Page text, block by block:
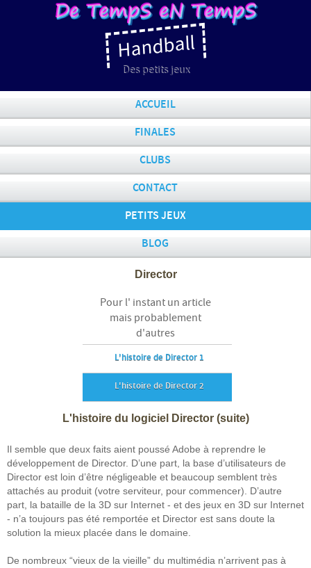
Handball
Des petits jeux
ACCUEIL
FINALES
CLUBS
CONTACT
PETITS JEUX
BLOG
Director
Pour l' instant un article
mais probablement
d'autres
L'histoire de Director 1
L'histoire de Director 2
L'histoire du logiciel Director (suite)
Il semble que deux faits aient poussé Adobe à reprendre le
développement de Director. D’une part, la base d’utilisateurs de
Director est loin d’être négligeable et beaucoup semblent très
attachés au produit (votre serviteur, pour commencer). D’autre
part, la bataille de la 3D sur Internet - et des jeux en 3D sur Internet
- n’a toujours pas été remportée et Director est sans doute la
solution la mieux placée dans le domaine.
De nombreux “vieux de la vieille” du multimédia n’arrivent pas à